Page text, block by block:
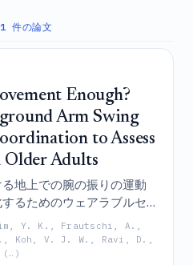
件の論文
Enough?
Arm Swing
to Assess
Older Adults
地上での腕の振りの運動
るためのウェアラブルセ
証し、腕と脚の協調性が
な次元であり、虚弱や神
ることを明らかにしたこ
Y. K., Frautschi, A.,
Koh, V. J. W., Ravi, D.,
(…)